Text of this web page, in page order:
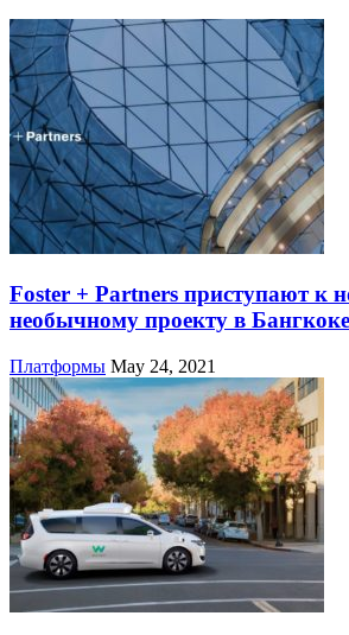
Foster + Partners приступают к
необычному проекту в Бангкоке
Платформы May 24, 2021